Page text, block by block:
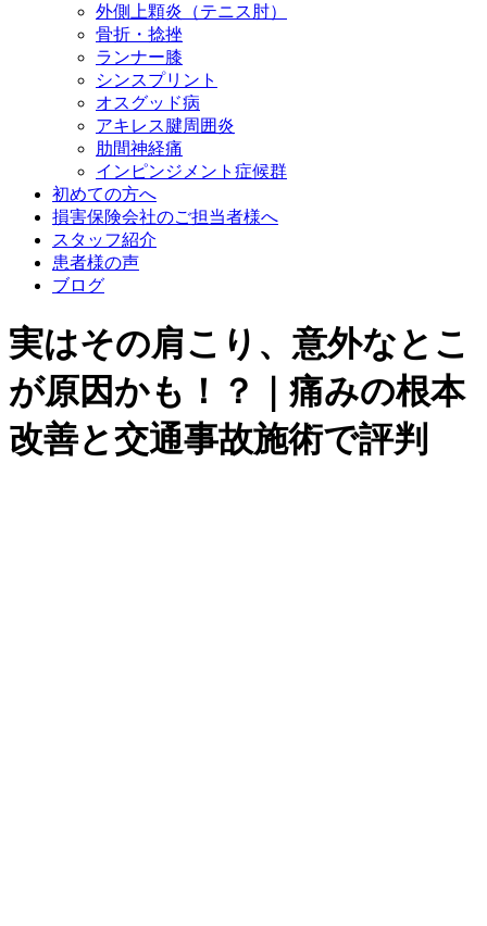
外側上顆炎（テニス肘）
骨折・捻挫
ランナー膝
シンスプリント
オスグッド病
アキレス腱周囲炎
肋間神経痛
インピンジメント症候群
初めての方へ
損害保険会社のご担当者様へ
スタッフ紹介
患者様の声
ブログ
実はその肩こり、意外なとこ
が原因かも！？｜痛みの根本
改善と交通事故施術で評判